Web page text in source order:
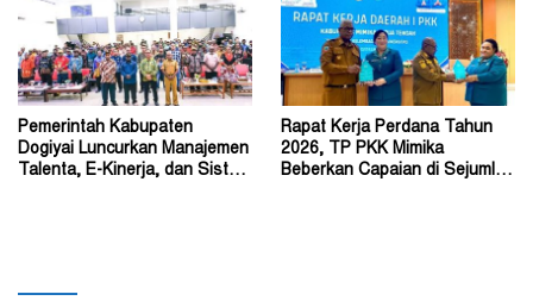
Pemerintah Kabupaten
Dogiyai Luncurkan Manajemen
Talenta, E-Kinerja, dan Sistem
Rapat Kerja Perdana Tahun
2026, TP PKK Mimika
Beberkan Capaian di Sejumlah